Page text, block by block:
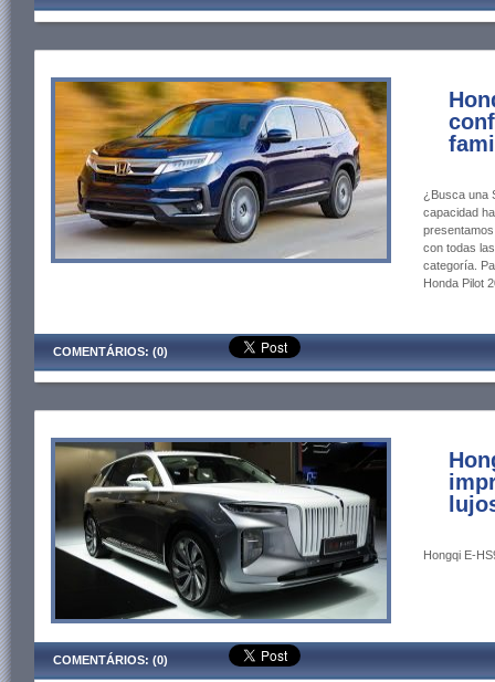
¿Busca una
capacidad
con todas
categoría.
Honda Pilot
COMENTÁRIOS: (0)
Hongqi E-
COMENTÁRIOS: (0)